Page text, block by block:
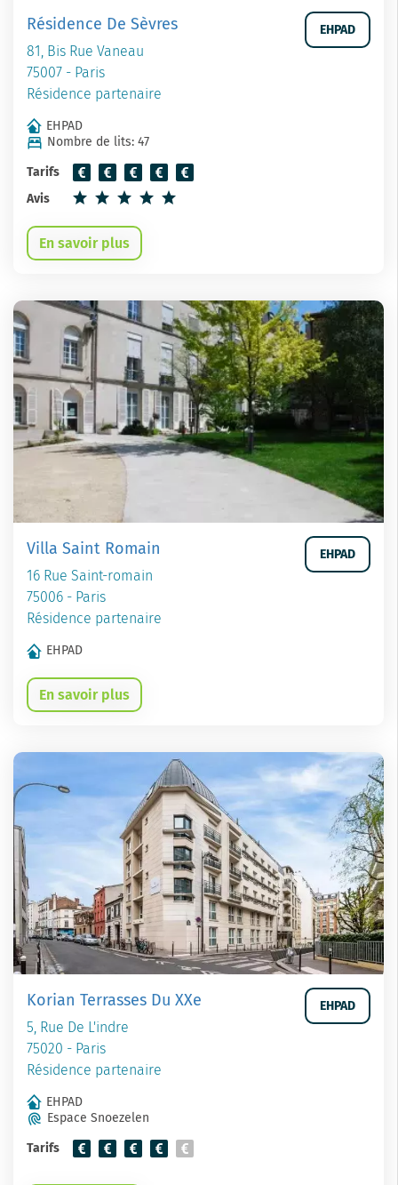
Résidence De Sèvres
81, Bis Rue Vaneau
75007 - Paris
Résidence partenaire
EHPAD
EHPAD
Nombre de lits: 47
Tarifs
Avis
En savoir plus
Villa Saint Romain
16 Rue Saint-romain
75006 - Paris
Résidence partenaire
EHPAD
EHPAD
En savoir plus
Korian Terrasses Du XXe
5, Rue De L'indre
75020 - Paris
Résidence partenaire
EHPAD
EHPAD
Espace Snoezelen
Tarifs